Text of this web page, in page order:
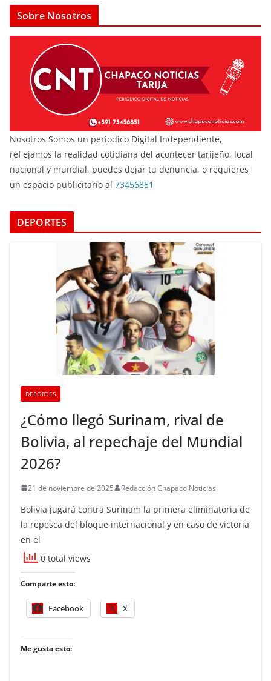
Sobre Nosotros
Nosotros Somos un periodico Digital Independiente,
reflejamos la realidad cotidiana del acontecer tarijeño, local
nacional y mundial, puedes dejar tu denuncia, o requieres
un espacio publicitario al 73456851
DEPORTES
DEPORTES
¿Cómo llegó Surinam, rival de
Bolivia, al repechaje del Mundial
2026?
21 de noviembre de 2025 Redacción Chapaco Noticias
Bolivia jugará contra Surinam la primera eliminatoria de
la repesca del bloque internacional y en caso de victoria
en el
0 total views
Comparte esto:
Facebook X
Me gusta esto: